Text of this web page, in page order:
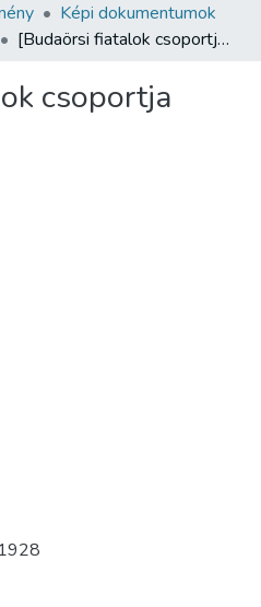
Képi dokumentumok
[Budaörsi fiatalok csoportja népviseletben]
csoportja
1928